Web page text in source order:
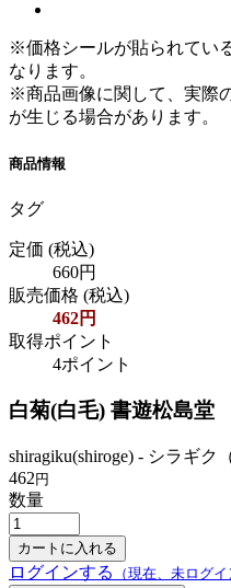
※価格シールが貼られてい
なります。
※商品画像に関して、実際
が生じる場合があります。
商品情報
タグ
定価 (税込)
660円
販売価格 (税込)
462円
取得ポイント
4ポイント
白菊(白毛) 書遊松島堂
shiragiku(shiroge) - シラギク
462 円
数量
ログインする
（現在、未ログイ